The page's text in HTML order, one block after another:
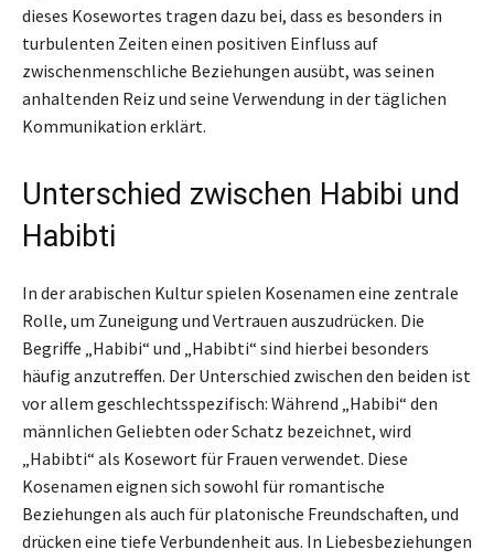
dieses Kosewortes tragen dazu bei, dass es besonders in
turbulenten Zeiten einen positiven Einfluss auf
zwischenmenschliche Beziehungen ausübt, was seinen
anhaltenden Reiz und seine Verwendung in der täglichen
Kommunikation erklärt.
Unterschied zwischen Habibi und
Habibti
In der arabischen Kultur spielen Kosenamen eine zentrale
Rolle, um Zuneigung und Vertrauen auszudrücken. Die
Begriffe „Habibi“ und „Habibti“ sind hierbei besonders
häufig anzutreffen. Der Unterschied zwischen den beiden ist
vor allem geschlechtsspezifisch: Während „Habibi“ den
männlichen Geliebten oder Schatz bezeichnet, wird
„Habibti“ als Kosewort für Frauen verwendet. Diese
Kosenamen eignen sich sowohl für romantische
Beziehungen als auch für platonische Freundschaften, und
drücken eine tiefe Verbundenheit aus. In Liebesbeziehungen